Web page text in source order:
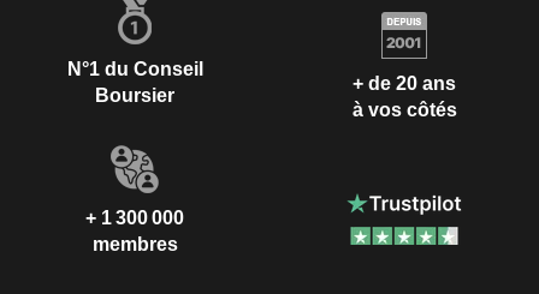
N°1 du Conseil
Boursier
+ de 20 ans
à vos côtés
+ 1 300 000
membres